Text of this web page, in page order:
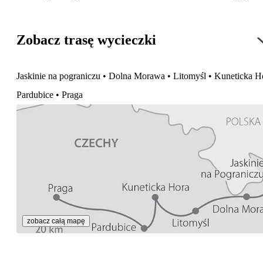
Zobacz trasę wycieczki
​Jaskinie na pograniczu • Dolna Morawa • Litomyśl • Kuneticka
Pardubice • Praga
zobacz całą mapę